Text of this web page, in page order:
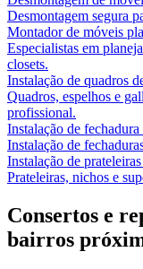
Desmontagem segura
Montador de móveis
Especialistas em
closets.
Instalação de quadros
Quadros, espelhos e
profissional.
Instalação de
Instalação de
Instalação de
Prateleiras, nichos e
Consertos e
bairros